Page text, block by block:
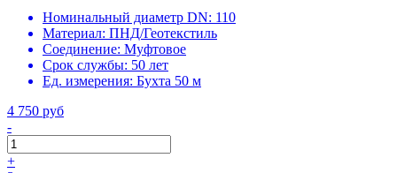
Номинальный диаметр DN: 110
Материал: ПНД/Геотекстиль
Соединение: Муфтовое
Срок службы: 50 лет
Ед. измерения: Бухта 50 м
4 750 руб
-
+